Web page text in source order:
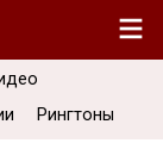
Рингтоны